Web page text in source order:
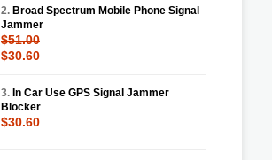
2. Broad Spectrum Mobile Phone Signal
Jammer
$51.00
$30.60
3. In Car Use GPS Signal Jammer
Blocker
$30.60